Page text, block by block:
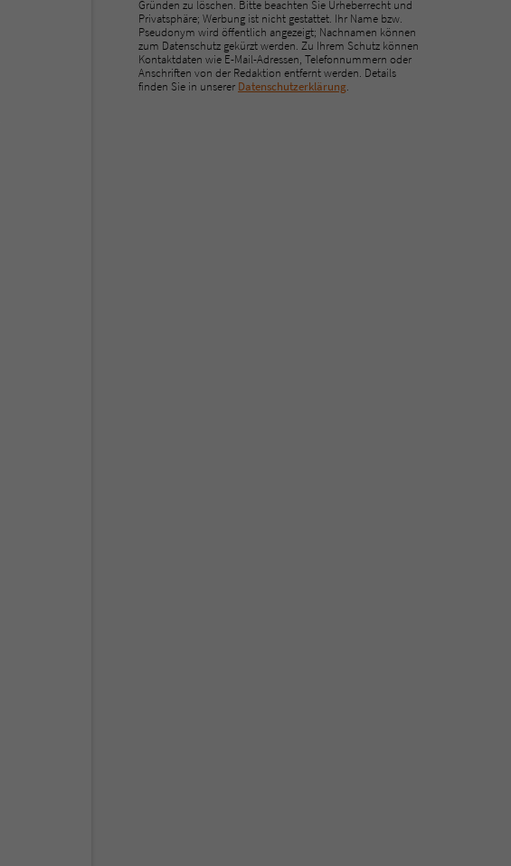
Gründen zu löschen. Bitte beachten Sie Urheberrecht und
Privatsphäre; Werbung ist nicht gestattet. Ihr Name bzw.
Pseudonym wird öffentlich angezeigt; Nachnamen können
zum Datenschutz gekürzt werden. Zu Ihrem Schutz können
Kontaktdaten wie E-Mail-Adressen, Telefonnummern oder
Anschriften von der Redaktion entfernt werden. Details
finden Sie in unserer Datenschutzerklärung.